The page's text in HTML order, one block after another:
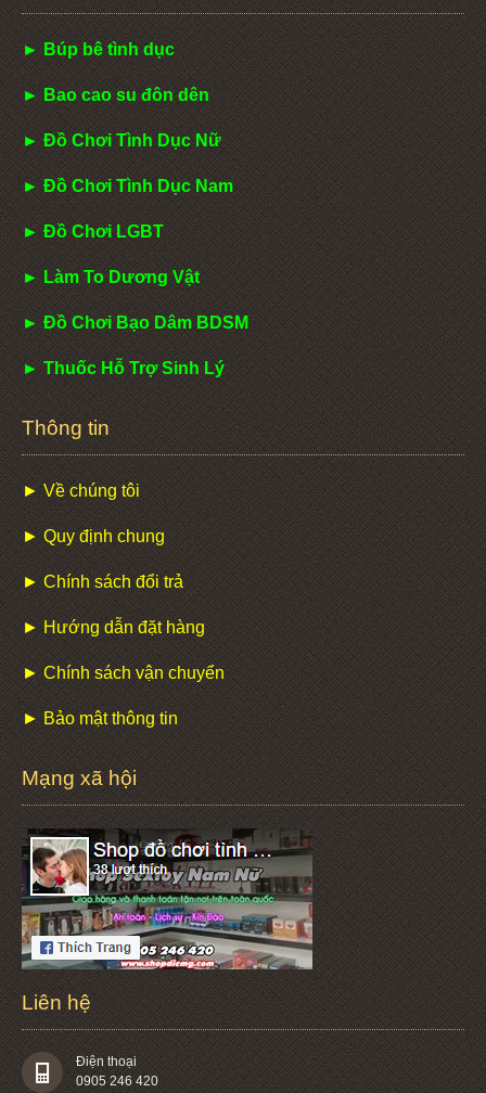
► Búp bê tình dục
► Bao cao su đôn dên
► Đồ Chơi Tình Dục Nữ
► Đồ Chơi Tình Dục Nam
► Đồ Chơi LGBT
► Làm To Dương Vật
► Đồ Chơi Bạo Dâm BDSM
► Thuốc Hỗ Trợ Sinh Lý
Thông tin
► Về chúng tôi
► Quy định chung
► Chính sách đổi trả
► Hướng dẫn đặt hàng
► Chính sách vận chuyển
► Bảo mật thông tin
Mạng xã hội
Liên hệ
Điện thoại
0905 246 420